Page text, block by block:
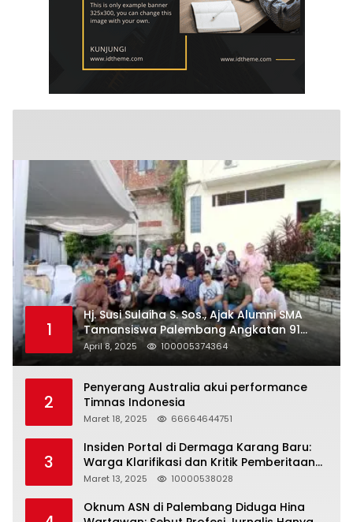
1
Hj. Susi Sulaiha S. Sos., Ajak Alumni SMA
Tamansiswa Palembang Angkatan 91
Halal Bihalal
April 8, 2025 100005374364
2
Penyerang Australia akui performance
Timnas Indonesia
Maret 18, 2025 66664644751
3
Insiden Portal di Dermaga Karang Baru:
Warga Klarifikasi dan Kritik Pemberitaan
yang Tidak Akurat
Maret 13, 2025 10000538028
Oknum ASN di Palembang Diduga Hina